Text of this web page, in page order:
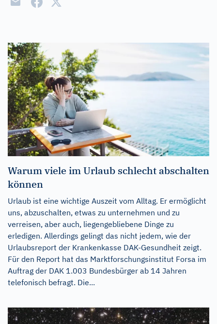
Warum viele im Urlaub schlecht abschalten
können
Urlaub ist eine wichtige Auszeit vom Alltag. Er ermöglicht
uns, abzuschalten, etwas zu unternehmen und zu
verreisen, aber auch, liegengebliebene Dinge zu
erledigen. Allerdings gelingt das nicht jedem, wie der
Urlaubsreport der Krankenkasse DAK-Gesundheit zeigt.
Für den Report hat das Marktforschungsinstitut Forsa im
Auftrag der DAK 1.003 Bundesbürger ab 14 Jahren
telefonisch befragt. Die...